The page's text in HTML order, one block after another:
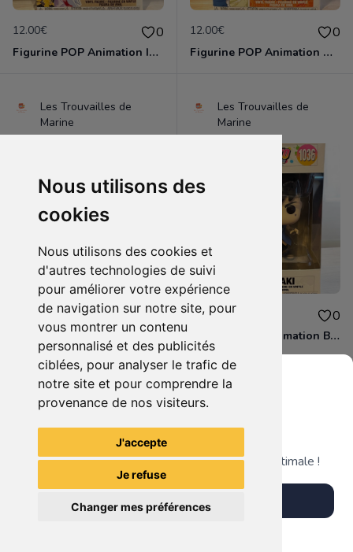
Nous utilisons des
cookies
Nous utilisons des cookies et
d'autres technologies de suivi
pour améliorer votre expérience
de navigation sur notre site, pour
vous montrer un contenu
personnalisé et des publicités
ciblées, pour analyser le trafic de
notre site et pour comprendre la
provenance de nos visiteurs.
J'accepte
Je refuse
Changer mes préférences
12.00€ 0
Figurine POP Animation Inuyasha 769 Sesshomaru neuve non deboxee
12.00€ 0
Figurine POP Animation Dragon Ball Z 862 Majin Vegeta neuve non deboxee
Les Trouvailles de
Marine
12.00€ 0
Figurine POP Animation Fruits Basket 882 Shigure Soma neuve non deboxee
Les Trouvailles de
Marine
12.00€ 0
Figurine POP Animation Boruto 1036 Kawaki neuve non deboxee
Voir tous les articles du vendeur
Grenier du Geek
Télécharge notre app pour une expérience optimale !
Télécharger l'app